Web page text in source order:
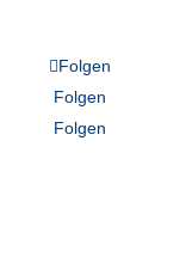
Folgen
Folgen
Folgen